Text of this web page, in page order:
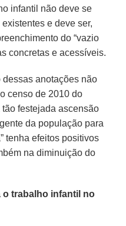
infantil não deve se
e deve ser,
do “vazio
concretas e acessíveis.
anotações não
censo de 2010 do
tão festejada ascensão
da população para
tenha efeitos positivos
na diminuição do
o trabalho infantil no